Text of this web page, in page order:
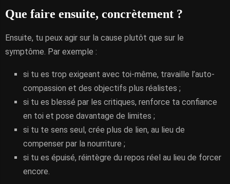
Que faire ensuite, concrètement ?
Ensuite, tu peux agir sur la cause plutôt que sur le
symptôme. Par exemple :
si tu es trop exigeant avec toi-même, travaille l’auto-
compassion et des objectifs plus réalistes ;
si tu es blessé par les critiques, renforce ta confiance
en toi et pose davantage de limites ;
si tu te sens seul, crée plus de lien, au lieu de
compenser par la nourriture ;
si tu es épuisé, réintègre du repos réel au lieu de forcer
encore.